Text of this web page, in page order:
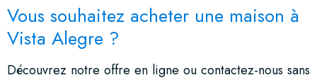
Vous souhaitez acheter une maison à
Vista Alegre ?
Découvrez notre offre en ligne ou contactez-nous sans